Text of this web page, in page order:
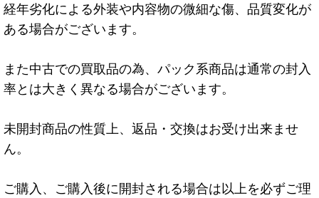
経年劣化による外装や内容物の微細な傷、品質変化が
ある場合がございます。
また中古での買取品の為、パック系商品は通常の封入
率とは大きく異なる場合がございます。
未開封商品の性質上、返品・交換はお受け出来ませ
ん。
ご購入、ご購入後に開封される場合は以上を必ずご理